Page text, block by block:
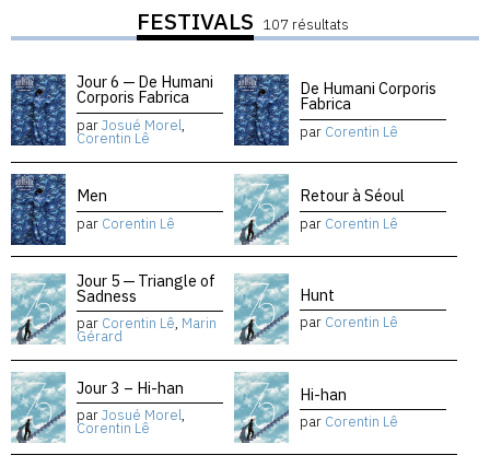
FESTIVALS 107 résultats
Jour 6 — De Humani
Corporis Fabrica
parJosué Morel,
Corentin Lê
De Humani Corporis
Fabrica
par Corentin Lê
Men
par Corentin Lê
Retour à Séoul
par Corentin Lê
Jour 5 — Triangle of
Sadness
par Corentin Lê, Marin
Gérard
Hunt
par Corentin Lê
Jour 3 – Hi-han
parJosué Morel,
Corentin Lê
Hi-han
par Corentin Lê